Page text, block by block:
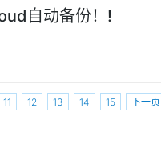
自动备份！!
11 12 13 14 15 下一页